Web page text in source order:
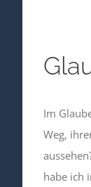
Im
Weg,
habe ich